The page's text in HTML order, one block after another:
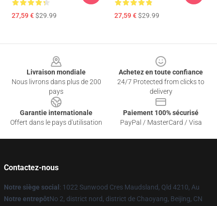
27,59 €$29.99 27,59 €$29.99
Livraison mondiale
Nous livrons dans plus de 200
pays
Achetez en toute confiance
24/7 Protected from clicks to
delivery
Garantie internationale
Offert dans le pays d'utilisation
Paiement 100% sécurisé
PayPal / MasterCard / Visa
Contactez-nous
Notre siège social : 1022 Sunwood Cres Maudsland, Qld 4210, Au
Notre entrepôtNo 2, district nord, district de Chaoyang, Beijing, CN